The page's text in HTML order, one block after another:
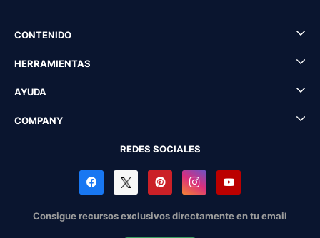
CONTENIDO
HERRAMIENTAS
AYUDA
COMPANY
REDES SOCIALES
Consigue recursos exclusivos directamente en tu email